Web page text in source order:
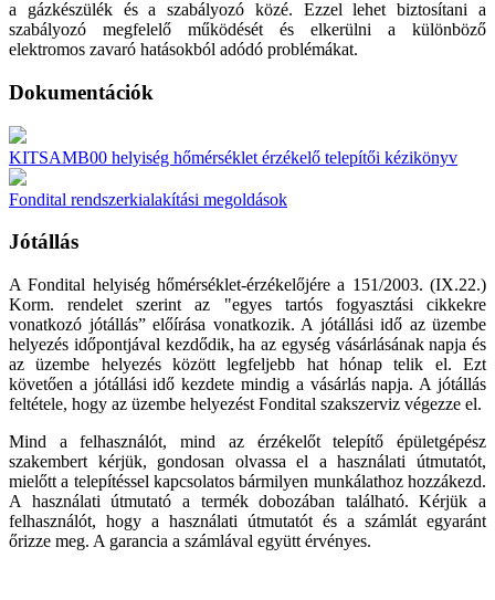
a gázkészülék és a szabályozó közé. Ezzel lehet biztosítani a
szabályozó megfelelő működését és elkerülni a különböző
elektromos zavaró hatásokból adódó problémákat.
Dokumentációk
KITSAMB00 helyiség hőmérséklet érzékelő telepítői kézikönyv
Fondital rendszerkialakítási megoldások
Jótállás
A Fondital helyiség hőmérséklet-érzékelőjére a 151/2003. (IX.22.)
Korm. rendelet szerint az "egyes tartós fogyasztási cikkekre
vonatkozó jótállás” előírása vonatkozik. A jótállási idő az üzembe
helyezés időpontjával kezdődik, ha az egység vásárlásának napja és
az üzembe helyezés között legfeljebb hat hónap telik el. Ezt
követően a jótállási idő kezdete mindig a vásárlás napja. A jótállás
feltétele, hogy az üzembe helyezést Fondital szakszerviz végezze el.
Mind a felhasználót, mind az érzékelőt telepítő épületgépész
szakembert kérjük, gondosan olvassa el a használati útmutatót,
mielőtt a telepítéssel kapcsolatos bármilyen munkálathoz hozzákezd.
A használati útmutató a termék dobozában található. Kérjük a
felhasználót, hogy a használati útmutatót és a számlát egyaránt
őrizze meg. A garancia a számlával együtt érvényes.